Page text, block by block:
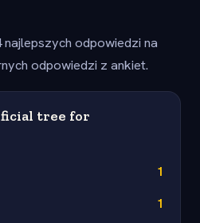
odpowiedzi na
odpowiedzi z ankiet.
tree for
1
1